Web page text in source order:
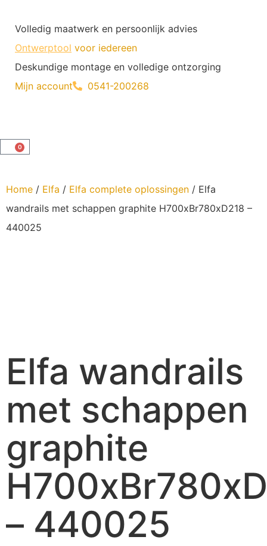
Volledig maatwerk en persoonlijk advies
Ontwerptool voor iedereen
Deskundige montage en volledige ontzorging
Mijn account
0541-200268
0
Home / Elfa / Elfa complete oplossingen / Elfa
wandrails met schappen graphite H700xBr780xD218 –
440025
Elfa wandrails
met schappen
graphite
– 440025